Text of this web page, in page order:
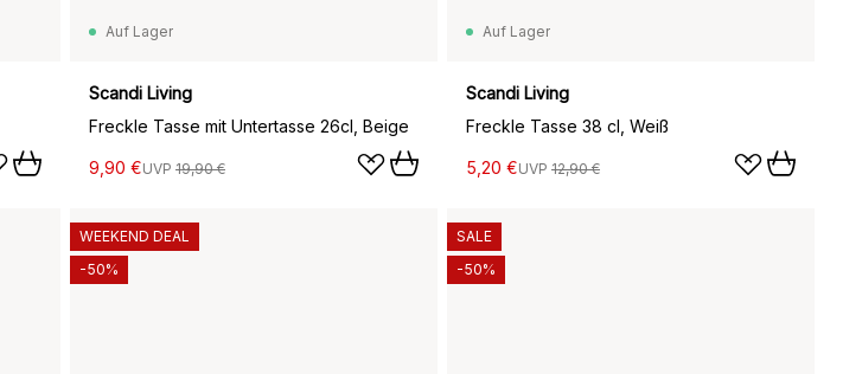
Auf Lager
Scandi Living
Freckle Tasse mit Untertasse 26cl, Beige
9,90 €UVP 19,90 €
Auf Lager
Scandi Living
Freckle Tasse 38 cl, Weiß
5,20 €UVP 12,90 €
WEEKEND DEAL
-50%
SALE
-50%